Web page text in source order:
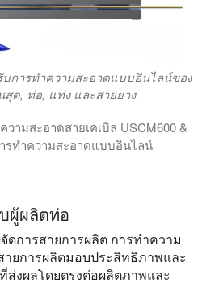
การทำความสะอาดแบบอินไลน์ของ
ด, ท่อ, แท่ง และสายยาง
ามสะอาดสายเคเบิล USCM600 &
รทําความสะอาดแบบอินไลน์
ผู้ผลิตท่อ
ดการสายการผลิต การทำความ
ยการผลิตมอบประสิทธิภาพและ
ส่งผลโดยตรงต่อผลิตภาพและ